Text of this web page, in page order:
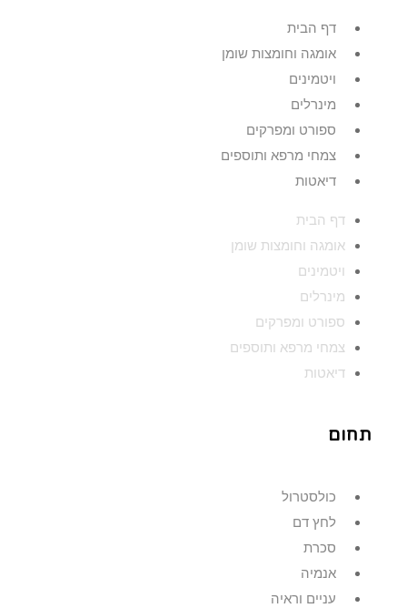
דף הבית
אומגה וחומצות שומן
ויטמינים
מינרלים
ספורט ומפרקים
צמחי מרפא ותוספים
דיאטות
דף הבית
אומגה וחומצות שומן
ויטמינים
מינרלים
ספורט ומפרקים
צמחי מרפא ותוספים
דיאטות
תחום
כולסטרול
לחץ דם
סכרת
אנמיה
עניים וראיה